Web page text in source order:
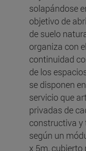
solapándose
objetivo de
de suelo
organiza con
continuidad
de los
se disponen
servicio que
privadas de
constructiva y
según un
x 5m, cubierto